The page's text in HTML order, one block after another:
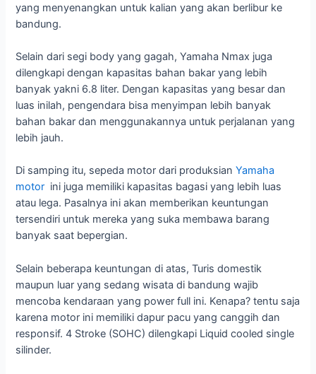
yang menyenangkan untuk kalian yang akan berlibur ke
bandung.
Selain dari segi body yang gagah, Yamaha Nmax juga
dilengkapi dengan kapasitas bahan bakar yang lebih
banyak yakni 6.8 liter. Dengan kapasitas yang besar dan
luas inilah, pengendara bisa menyimpan lebih banyak
bahan bakar dan menggunakannya untuk perjalanan yang
lebih jauh.
Di samping itu, sepeda motor dari produksianYamaha
motor ini juga memiliki kapasitas bagasi yang lebih luas
atau lega. Pasalnya ini akan memberikan keuntungan
tersendiri untuk mereka yang suka membawa barang
banyak saat bepergian.
Selain beberapa keuntungan di atas, Turis domestik
maupun luar yang sedang wisata di bandung wajib
mencoba kendaraan yang power full ini. Kenapa? tentu saja
karena motor ini memiliki dapur pacu yang canggih dan
responsif. 4 Stroke (SOHC) dilengkapi Liquid cooled single
silinder.